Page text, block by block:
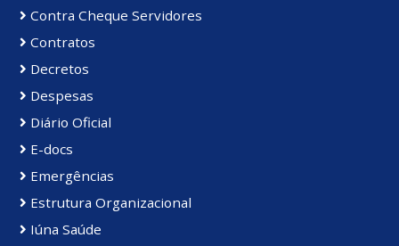
Contra Cheque Servidores
Contratos
Decretos
Despesas
Diário Oficial
E-docs
Emergências
Estrutura Organizacional
Iúna Saúde